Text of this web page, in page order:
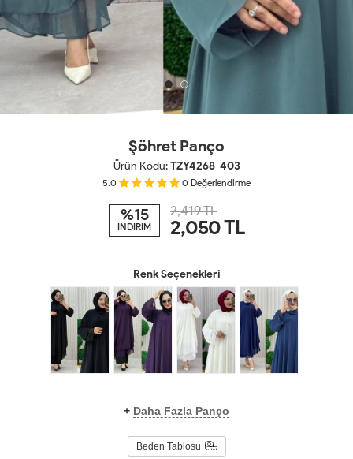
Şöhret Panço
Ürün Kodu:TZY4268-403
5.0 0 Değerlendirme
%15
İNDİRİM
2,419 TL
2,050TL
Renk Seçenekleri
+ Daha Fazla Panço
Beden Tablosu